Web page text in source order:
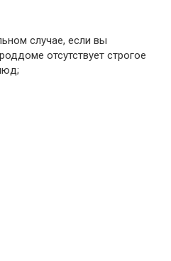
случае, если вы
отсутствует строгое